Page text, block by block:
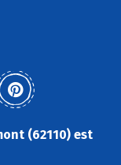
(62110) est